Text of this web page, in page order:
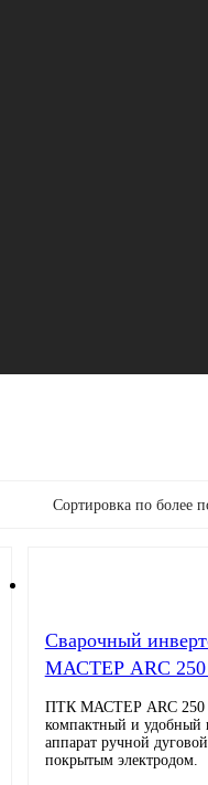
Сортировка по более
Cварочный
МАСТЕР ARC 250
ПТК МАСТЕР ARC 250
компактный и удобный
аппарат ручной
покрытым электродом.